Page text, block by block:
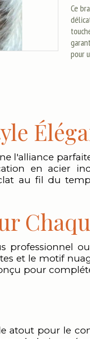
Ce
pour
l'alliance
en acier
au fil du
et le motif
pour
atout pour le